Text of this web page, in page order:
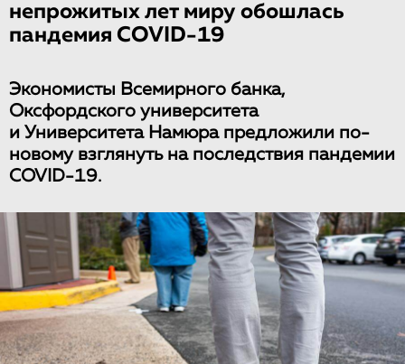
непрожитых лет миру обошлась
пандемия COVID-19
Экономисты Всемирного банка,
Оксфордского университета
и Университета Намюра предложили по-
новому взглянуть на последствия пандемии
COVID-19.